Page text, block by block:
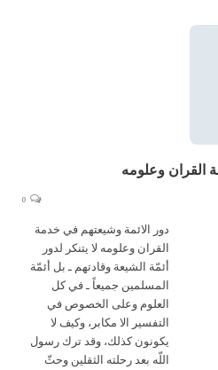
القران وعلومه
دور الائمة وشيعتهم في خدمة
القران وعلومه لا يتنكر لدور
أئمّة الشيعة وقادتهم ـ بل أئمّة
المسلمين جميعاً ـ في كل
العلوم وعلى الخصوص في
التفسير الا مكابر، وكيف لا
يكونون كذلك، وقد ترك رسول
اللّه بعد رحلته الثقلين وحثّ